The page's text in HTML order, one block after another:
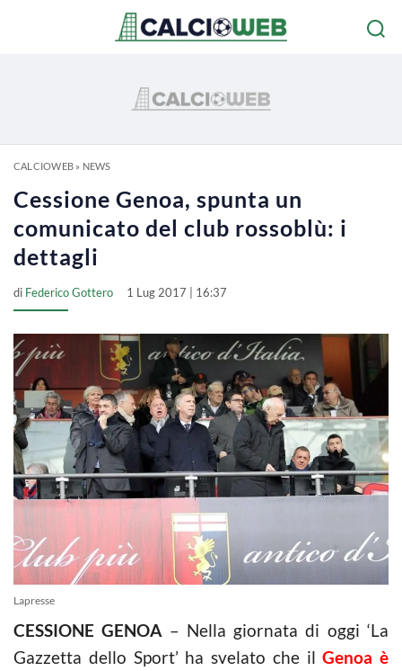
CALCIOWEB» NEWS
Cessione Genoa, spunta un
comunicato del club rossoblù: i
dettagli
di Federico Gottero 1 Lug 2017 | 16:37
Lapresse
CESSIONE GENOA – Nella giornata di oggi ‘La
Gazzetta dello Sport’ ha svelato che il Genoa è